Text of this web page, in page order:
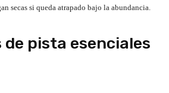
secas si queda atrapado bajo la abundancia.
pista esenciales